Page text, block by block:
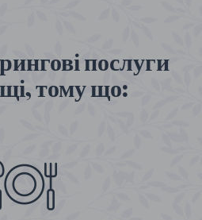
послуги
тому що: